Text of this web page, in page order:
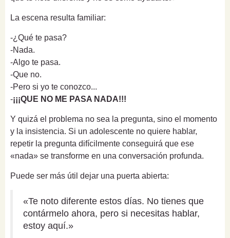
La escena resulta familiar:
-¿Qué te pasa?
-Nada.
-Algo te pasa.
-Que no.
-Pero si yo te conozco...
-¡¡¡QUE NO ME PASA NADA!!!
Y quizá el problema no sea la pregunta, sino el momento
y la insistencia. Si un adolescente no quiere hablar,
repetir la pregunta difícilmente conseguirá que ese
«nada» se transforme en una conversación profunda.
Puede ser más útil dejar una puerta abierta:
«Te noto diferente estos días. No tienes que
contármelo ahora, pero si necesitas hablar,
estoy aquí.»